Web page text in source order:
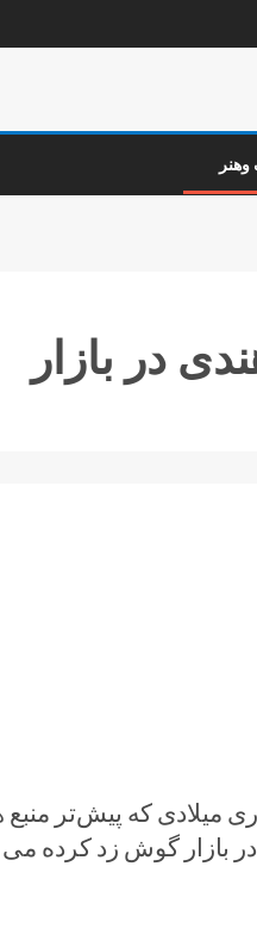
در بازار
که پیش‌تر منبع
بازار گوش زد کرده